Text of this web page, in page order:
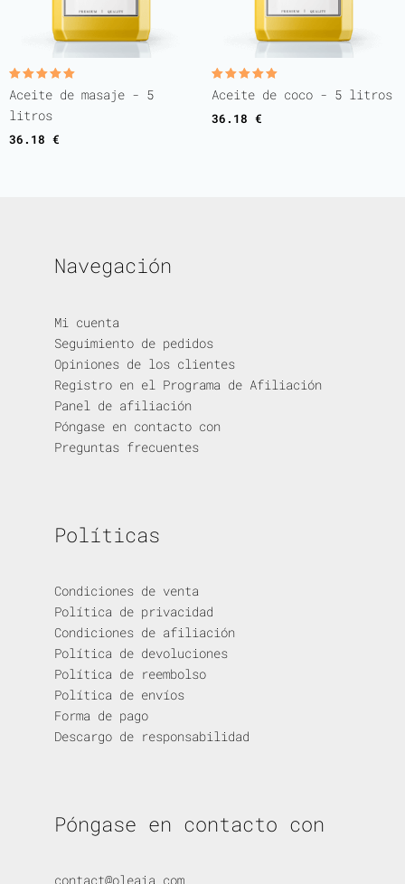
Valorado
con
5.00
de 5
Aceite de masaje - 5
litros
36.18 €
Valorado
con
de 5
Aceite de coco - 5 litros
36.18 €
Navegación
Mi cuenta
Seguimiento de pedidos
Opiniones de los clientes
Registro en el Programa de Afiliación
Panel de afiliación
Póngase en contacto con
Preguntas frecuentes
Políticas
Condiciones de venta
Política de privacidad
Condiciones de afiliación
Política de devoluciones
Política de reembolso
Política de envíos
Forma de pago
Descargo de responsabilidad
Póngase en contacto con
contact@oleaia.com